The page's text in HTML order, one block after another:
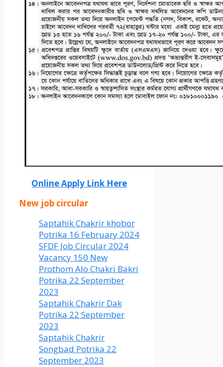
Online Apply Link Here
New job circular
Saptahik Chakrir khobor
Potrika 16 February 2024
SFDF Job Circular 2024
Vacancy 150 New
Prothom Alo Chakri Bakri
Potrika 22 September
2023
Saptahik Chakrir Dak
Potrika 22 ‍September
2023
Saptahik Chakrir
Songbad Potrika 22
September 2023